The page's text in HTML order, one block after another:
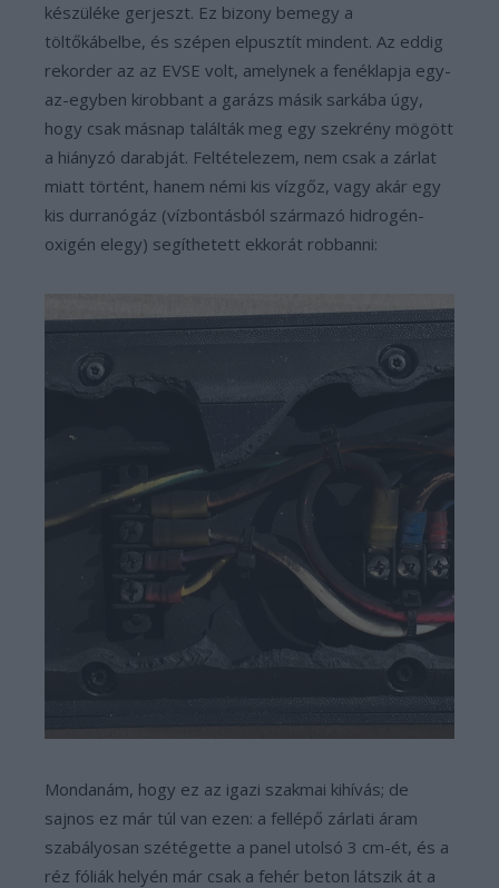
készüléke gerjeszt. Ez bizony bemegy a
töltőkábelbe, és szépen elpusztít mindent. Az eddig
rekorder az az EVSE volt, amelynek a fenéklapja egy-
az-egyben kirobbant a garázs másik sarkába úgy,
hogy csak másnap találták meg egy szekrény mögött
a hiányzó darabját. Feltételezem, nem csak a zárlat
miatt történt, hanem némi kis vízgőz, vagy akár egy
kis durranógáz (vízbontásból származó hidrogén-
oxigén elegy) segíthetett ekkorát robbanni:
Mondanám, hogy ez az igazi szakmai kihívás; de
sajnos ez már túl van ezen: a fellépő zárlati áram
szabályosan szétégette a panel utolsó 3 cm-ét, és a
réz fóliák helyén már csak a fehér beton látszik át a